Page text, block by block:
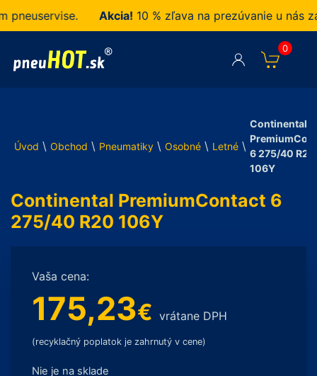
Akcia!10 % zľava na prezúvanie u nás
0
Úvod \ Obchod \ Pneumatiky \ Osobné \ Letné \
Continental
6 275/40 R20
106Y
Continental PremiumContact 6
275/40 R20 106Y
Vaša cena:
175,23€ vrátane DPH
(recyklačný poplatok je zahrnutý v cene)
Nie je na sklade